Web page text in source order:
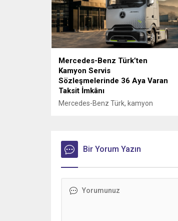
Mercedes-Benz Türk’ten
Kamyon Servis
Sözleşmelerinde 36 Aya Varan
Taksit İmkânı
Mercedes-Benz Türk, kamyon
servis süreçlerini daha esnek
ödeme seçenekleriyle planlama
Bir Yorum Yazın